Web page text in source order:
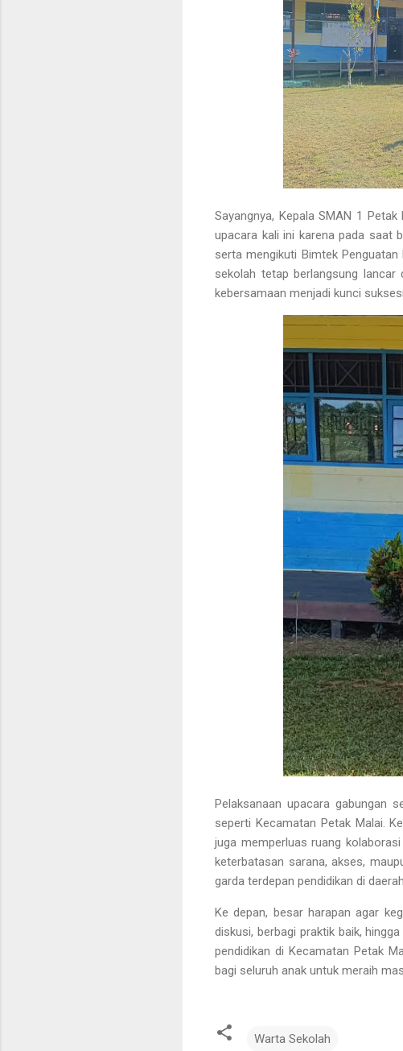
Sayangnya, Kepala SMAN 1 Petak
upacara kali ini karena pada saat
serta mengikuti Bimtek
sekolah tetap berlangsung
kebersamaan menjadi kunci
Pelaksanaan upacara gabungan
seperti Kecamatan Petak Malai.
juga memperluas ruang
keterbatasan sarana, akses,
garda terdepan pendidikan di
Ke depan, besar harapan agar
diskusi, berbagi praktik baik,
pendidikan di Kecamatan Petak
bagi seluruh anak untuk meraih
Warta Sekolah